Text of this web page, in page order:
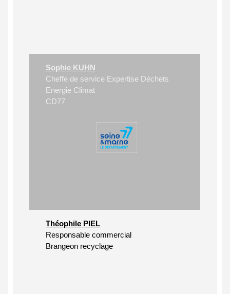
Sophie KUHN
Cheffe de service Expertise Déchets
Energie Climat
CD77
Théophile PIEL
Responsable commercial
Brangeon recyclage